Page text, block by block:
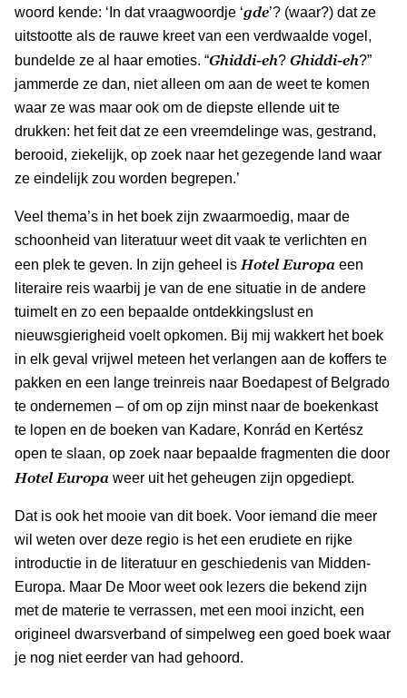
woord kende: ‘In dat vraagwoordje ‘gde’? (waar?) dat ze
uitstootte als de rauwe kreet van een verdwaalde vogel,
bundelde ze al haar emoties. “Ghiddi-eh? Ghiddi-eh?”
jammerde ze dan, niet alleen om aan de weet te komen
waar ze was maar ook om de diepste ellende uit te
drukken: het feit dat ze een vreemdelinge was, gestrand,
berooid, ziekelijk, op zoek naar het gezegende land waar
ze eindelijk zou worden begrepen.’
Veel thema’s in het boek zijn zwaarmoedig, maar de
schoonheid van literatuur weet dit vaak te verlichten en
een plek te geven. In zijn geheel is Hotel Europa een
literaire reis waarbij je van de ene situatie in de andere
tuimelt en zo een bepaalde ontdekkingslust en
nieuwsgierigheid voelt opkomen. Bij mij wakkert het boek
in elk geval vrijwel meteen het verlangen aan de koffers te
pakken en een lange treinreis naar Boedapest of Belgrado
te ondernemen – of om op zijn minst naar de boekenkast
te lopen en de boeken van Kadare, Konrád en Kertész
open te slaan, op zoek naar bepaalde fragmenten die door
Hotel Europa weer uit het geheugen zijn opgediept.
Dat is ook het mooie van dit boek. Voor iemand die meer
wil weten over deze regio is het een erudiete en rijke
introductie in de literatuur en geschiedenis van Midden-
Europa. Maar De Moor weet ook lezers die bekend zijn
met de materie te verrassen, met een mooi inzicht, een
origineel dwarsverband of simpelweg een goed boek waar
je nog niet eerder van had gehoord.